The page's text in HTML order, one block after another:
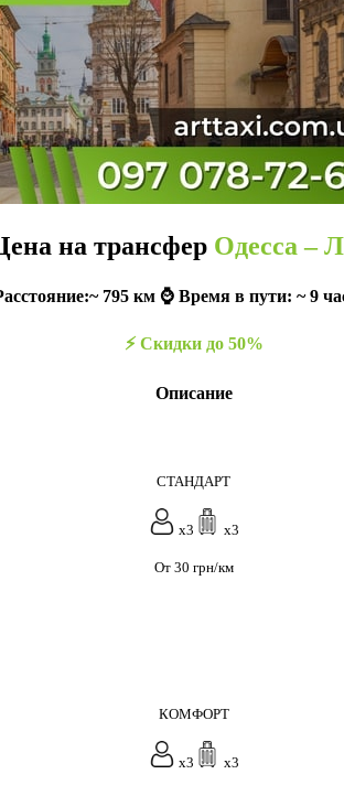
на трансфер Одесса –
795 км ⌚️ Время в пути: ~ 9
⚡️ Скидки до 50%
Описание
СТАНДАРТ
x3 x3
От 30 грн/км
КОМФОРТ
x3 x3